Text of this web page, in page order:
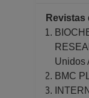
Revistas
Unidos
BMC